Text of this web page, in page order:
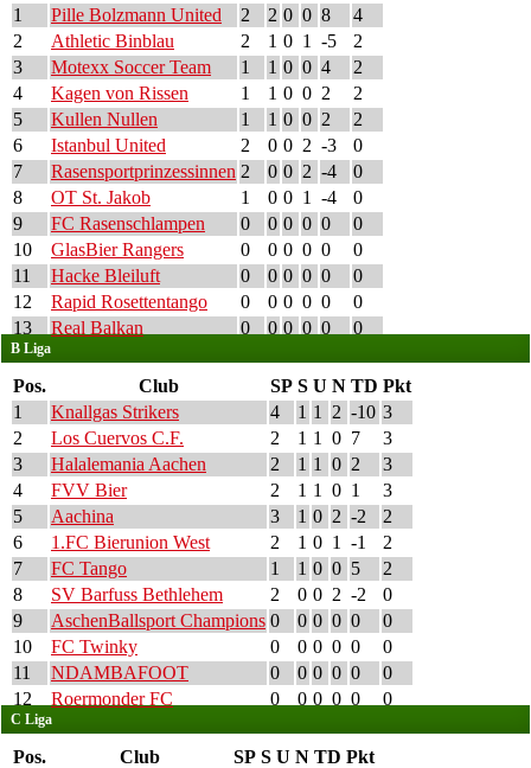
1
Pille Bolzmann United 2 2 0 0 8
4
2
Athletic Binblau 2 1 0 1 -5
2
3
Motexx Soccer Team 1 1 0 0 4
2
4
Kagen von Rissen 1 1 0 0 2
2
5
Kullen Nullen 1 1 0 0 2
2
6
Istanbul United 2 0 0 2 -3
0
7
Rasensportprinzessinnen 2 0 0 2 -4
0
8
OT St. Jakob 1 0 0 1 -4
0
9
FC Rasenschlampen 0 0 0 0 0
0
10
GlasBier Rangers 0 0 0 0 0
0
11
Hacke Bleiluft 0 0 0 0 0
0
12
Rapid Rosettentango 0 0 0 0 0
0
13
Real Balkan 0 0 0 0 0 0
B Liga
Pos. Club SP S U N TD Pkt
1
Knallgas Strikers 4 1 1 2 -10 3
2
Los Cuervos C.F. 2 1 1 0 7
3
3
Halalemania Aachen 2 1 1 0 2
3
4
FVV Bier 2 1 1 0 1
3
5
Aachina 3 1 0 2 -2
2
6
1.FC Bierunion West 2 1 0 1 -1
2
7
FC Tango 1 1 0 0 5
2
8
SV Barfuss Bethlehem 2 0 0 2 -2
0
9
AschenBallsport Champions 0 0 0 0 0
0
10
FC Twinky 0 0 0 0 0
0
11
NDAMBAFOOT 0 0 0 0 0
0
12
Roermonder FC 0 0 0 0 0 0
C Liga
Pos. Club SP S U N TD Pkt